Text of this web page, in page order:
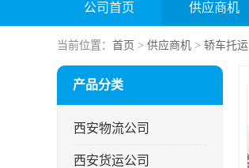
公司首页 供应商机
当前位置： 首页 > 供应商机 > 轿车托运
产品分类
西安物流公司
西安货运公司